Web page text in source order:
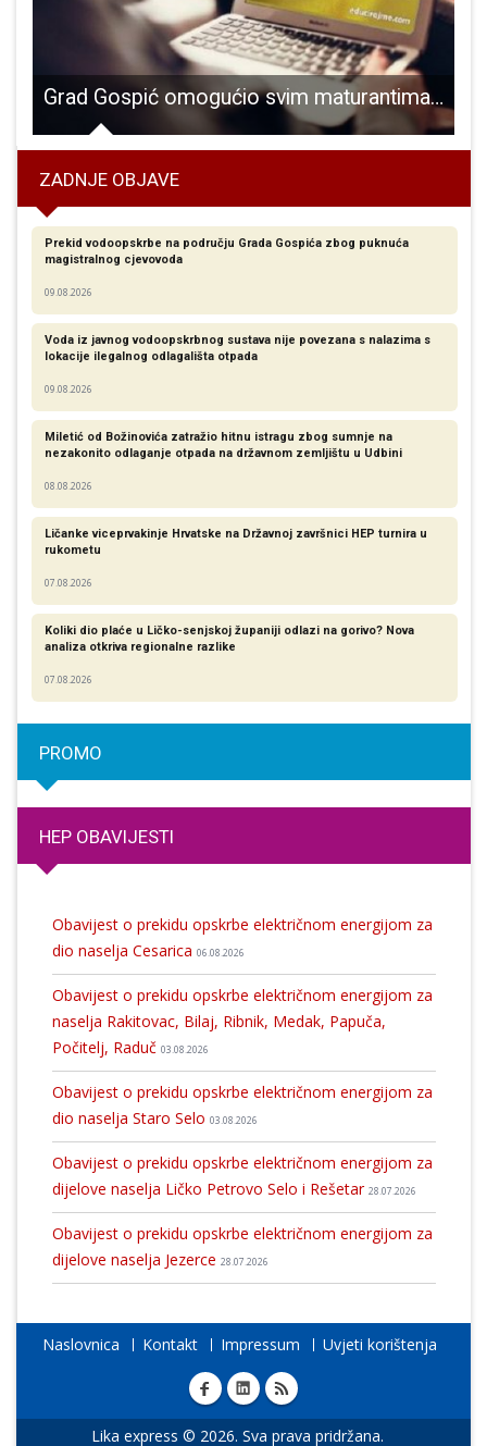
Grad Gospić omogućio svim maturantima besplatnu edukaciju i pripreme za Državnu maturu
ZADNJE OBJAVE
Prekid vodoopskrbe na području Grada Gospića zbog puknuća
magistralnog cjevovoda
09.08.2026
Voda iz javnog vodoopskrbnog sustava nije povezana s nalazima s
lokacije ilegalnog odlagališta otpada
09.08.2026
Miletić od Božinovića zatražio hitnu istragu zbog sumnje na
nezakonito odlaganje otpada na državnom zemljištu u Udbini
08.08.2026
Ličanke viceprvakinje Hrvatske na Državnoj završnici HEP turnira u
rukometu
07.08.2026
Koliki dio plaće u Ličko-senjskoj županiji odlazi na gorivo? Nova
analiza otkriva regionalne razlike​
07.08.2026
PROMO
HEP OBAVIJESTI
Obavijest o prekidu opskrbe električnom energijom za
dio naselja Cesarica 06.08.2026
Obavijest o prekidu opskrbe električnom energijom za
naselja Rakitovac, Bilaj, Ribnik, Medak, Papuča,
Počitelj, Raduč 03.08.2026
Obavijest o prekidu opskrbe električnom energijom za
dio naselja Staro Selo 03.08.2026
Obavijest o prekidu opskrbe električnom energijom za
dijelove naselja Ličko Petrovo Selo i Rešetar 28.07.2026
Obavijest o prekidu opskrbe električnom energijom za
dijelove naselja Jezerce 28.07.2026
Naslovnica Kontakt Impressum Uvjeti korištenja
Lika express © 2026. Sva prava pridržana.